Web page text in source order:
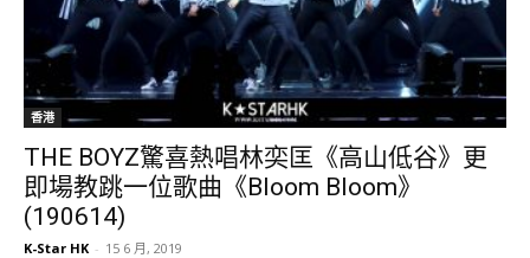
香港
THE BOYZ驚喜熱唱林奕匡《高山低谷》更
即場教跳一位歌曲《Bloom Bloom》
(190614)
K-Star HK - 15 6 月, 2019